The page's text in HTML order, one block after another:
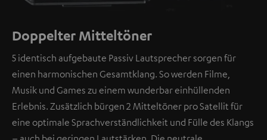
Doppelter Mitteltöner
5 identisch aufgebaute Passiv Lautsprecher sorgen für
einen harmonischen Gesamtklang. So werden Filme,
Musik und Games zu einem wunderbar einhüllenden
Erlebnis. Zusätzlich bürgen 2 Mitteltöner pro Satellit für
eine optimale Sprachverständlichkeit und Fülle des Klangs